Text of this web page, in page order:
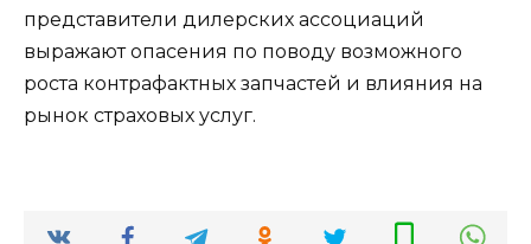
представители дилерских ассоциаций
выражают опасения по поводу возможного
роста контрафактных запчастей и влияния на
рынок страховых услуг.